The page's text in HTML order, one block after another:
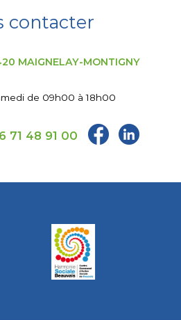
contacter
MAIGNELAY-MONTIGNY
de 09h00 à 18h00
71 48 91 00